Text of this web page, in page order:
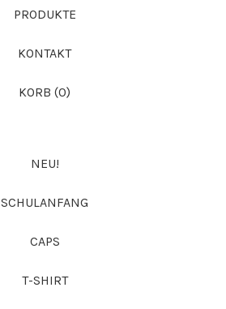
PRODUKTE
KONTAKT
KORB (0)
NEU!
SCHULANFANG
CAPS
T-SHIRT